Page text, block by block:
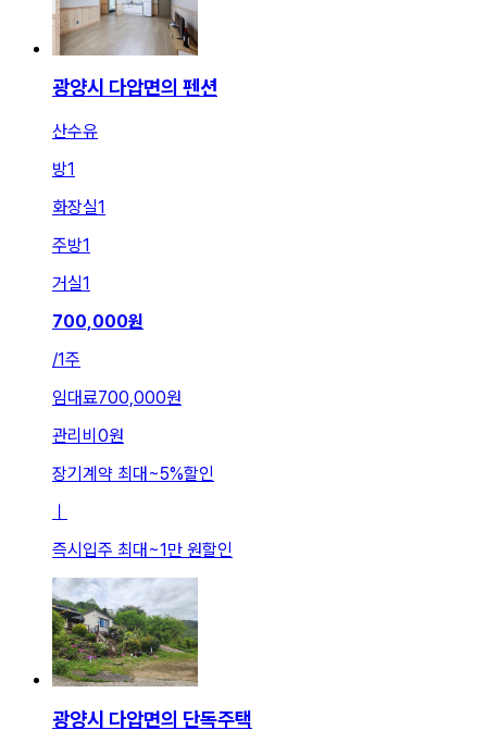
광양시 다압면의 펜션
산수유
방1
화장실1
주방1
거실1
700,000원
/1주
임대료700,000원
관리비 0원
장기계약 최대 ~5%할인
즉시입주 최대 ~1만 원할인
광양시 다압면의 단독주택